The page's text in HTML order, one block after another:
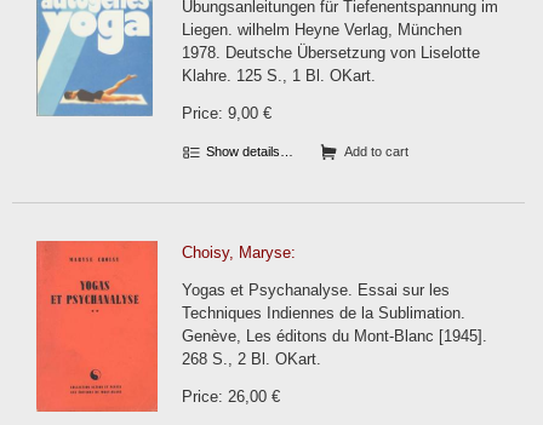
Übungsanleitungen für Tiefenentspannung im
Liegen. wilhelm Heyne Verlag, München
1978. Deutsche Übersetzung von Liselotte
Klahre. 125 S., 1 Bl. OKart.
Price: 9,00 €
Show details… Add to cart
Choisy, Maryse:
Yogas et Psychanalyse. Essai sur les
Techniques Indiennes de la Sublimation.
Genève, Les éditons du Mont-Blanc [1945].
268 S., 2 Bl. OKart.
Price: 26,00 €